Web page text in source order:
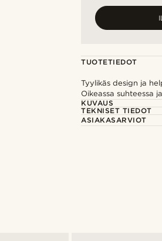
TUOTETIEDOT
Tyylikäs design ja
Oikeassa suhteessa
KUVAUS
TEKNISET TIEDOT
ASIAKASARVIOT